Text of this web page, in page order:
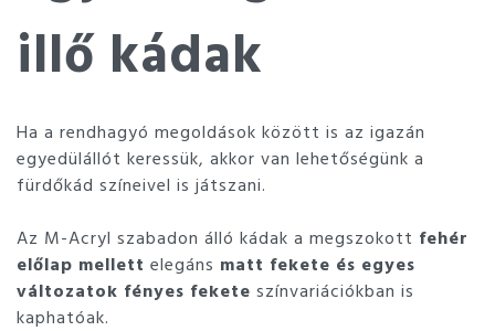
illő kádak
Ha a rendhagyó megoldások között is az igazán
egyedülállót keressük, akkor van lehetőségünk a
fürdőkád színeivel is játszani.
Az M-Acryl szabadon álló kádak a megszokott fehér
előlap mellett elegáns matt fekete és egyes
változatok fényes fekete színvariációkban is
kaphatóak.